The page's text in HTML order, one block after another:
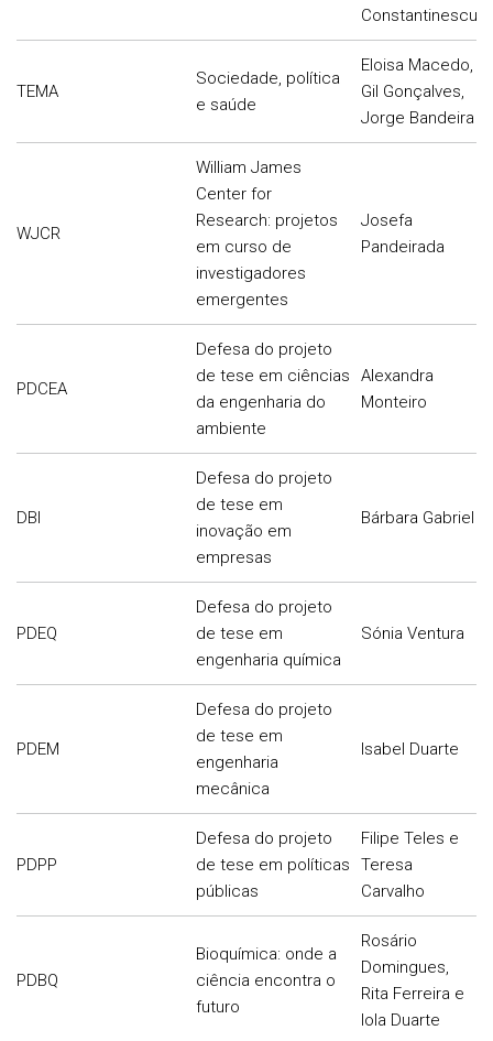
Constantinescu
TEMA
Sociedade, política
e saúde
Eloisa Macedo,
Gil Gonçalves,
Jorge Bandeira
WJCR
William James
Center for
Research: projetos
em curso de
investigadores
emergentes
Josefa
Pandeirada
PDCEA
Defesa do projeto
de tese em ciências
da engenharia do
ambiente
Alexandra
Monteiro
DBI
Defesa do projeto
de tese em
inovação em
empresas
Bárbara Gabriel
PDEQ
Defesa do projeto
de tese em
engenharia química
Sónia Ventura
PDEM
Defesa do projeto
de tese em
engenharia
mecânica
Isabel Duarte
PDPP
Defesa do projeto
de tese em políticas
públicas
Filipe Teles e
Teresa
Carvalho
PDBQ
Bioquímica: onde a
ciência encontra o
futuro
Rosário
Domingues,
Rita Ferreira e
Iola Duarte